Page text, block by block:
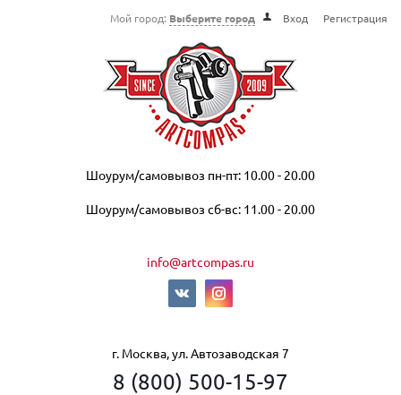
Мой город: Выберите город Вход Регистрация
Шоурум/самовывоз пн-пт: 10.00 - 20.00
Шоурум/самовывоз сб-вс: 11.00 - 20.00
info@artcompas.ru
г. Москва, ул. Автозаводская 7
8 (800) 500-15-97